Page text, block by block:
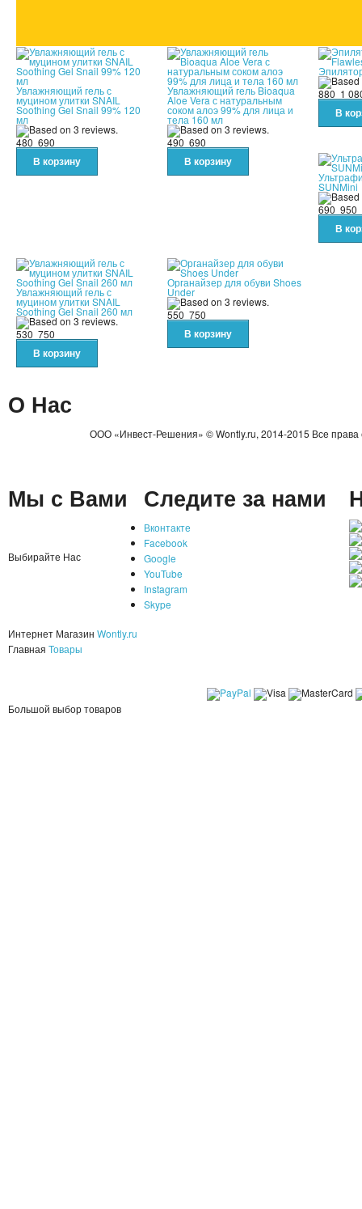
Увлажняющий гель с
муцином улитки SNAIL
Soothing Gel Snail 99% 120
мл
480 690
Увлажняющий гель Bioaqua
Aloe Vera с натуральным
соком алоэ 99% для лица и
тела 160 мл
490 690
880 1
SUNMini
690 950
Увлажняющий гель с
муцином улитки SNAIL
Soothing Gel Snail 260 мл
530 750
Органайзер для обуви Shoes
Under
550 750
О Нас
ООО «Инвест-Решения» © Wontly.ru, 2014-2015 Все права
Мы с Вами
Выбирайте Нас
Следите за нами
Вконтакте
Facebook
Google
YouTube
Instagram
Skype
Интернет Магазин Wontly.ru
Главная Товары
Большой выбор товаров